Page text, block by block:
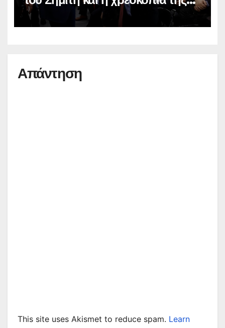
χώρας
Απάντηση
This site uses Akismet to reduce spam. Learn